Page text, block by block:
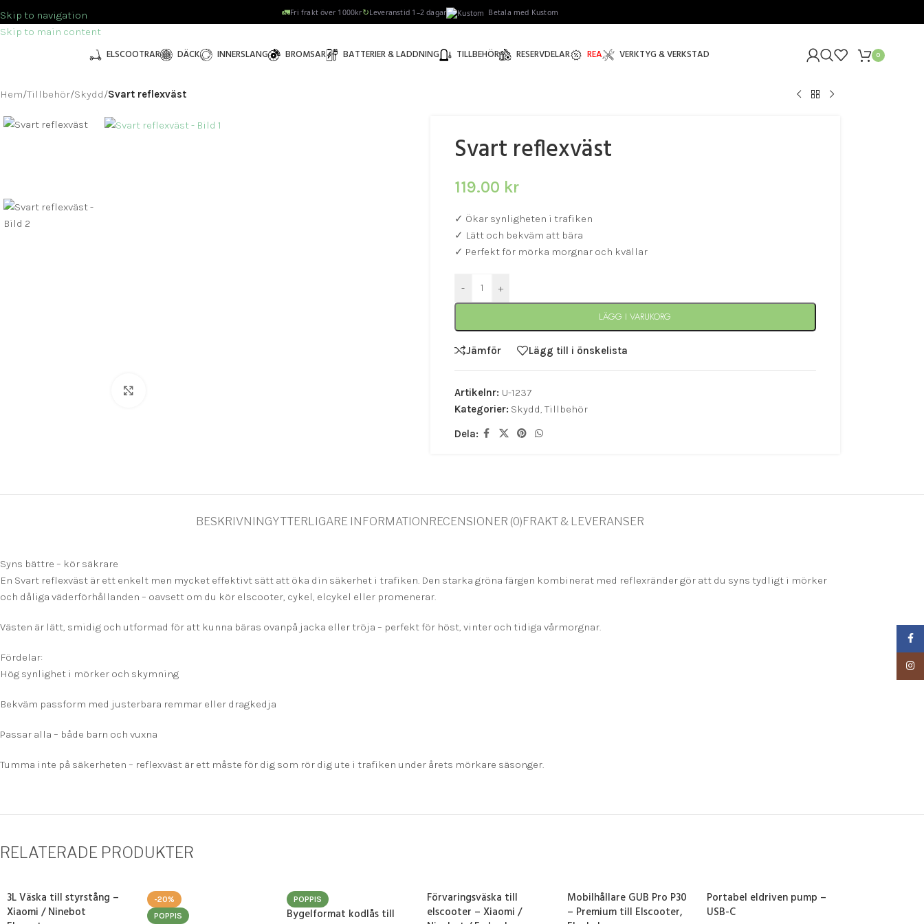
Skip to navigation
Skip to main content
🚛Fri frakt över 1000kr↻Leveranstid 1–2 dagar Betala med Kustom
ELSCOOTRAR DÄCK INNERSLANG BROMSAR BATTERIER & LADDNING TILLBEHÖR RESERVDELAR REA VERKTYG & VERKSTAD 0
Hem/Tillbehör/Skydd/Svart reflexväst
Svart reflexväst
119.00 kr
✓ Ökar synligheten i trafiken
✓ Lätt och bekväm att bära
✓ Perfekt för mörka morgnar och kvällar
- +
LÄGG I VARUKORG
Jämför Lägg till i önskelista
Artikelnr: U-1237
Kategorier: Skydd, Tillbehör
Dela:
BESKRIVNINGYTTERLIGARE INFORMATION RECENSIONER (0)FRAKT & LEVERANSER
Syns bättre – kör säkrare
En Svart reflexväst är ett enkelt men mycket effektivt sätt att öka din säkerhet i trafiken. Den starka gröna färgen kombinerat med reflexränder gör att du syns tydligt i mörker
och dåliga väderförhållanden – oavsett om du kör elscooter, cykel, elcykel eller promenerar.
Västen är lätt, smidig och utformad för att kunna bäras ovanpå jacka eller tröja – perfekt för höst, vinter och tidiga vårmorgnar.
Fördelar:
Hög synlighet i mörker och skymning
Bekväm passform med justerbara remmar eller dragkedja
Passar alla – både barn och vuxna
Tumma inte på säkerheten – reflexväst är ett måste för dig som rör dig ute i trafiken under årets mörkare säsonger.
RELATERADE PRODUKTER
3L Väska till styrstång –
Xiaomi / Ninebot
-20%
POPPIS
POPPIS
Bygelformat kodlås till
Förvaringsväska till
elscooter – Xiaomi /
Mobilhållare GUB Pro P30
– Premium till Elscooter,
Portabel eldriven pump –
USB-C